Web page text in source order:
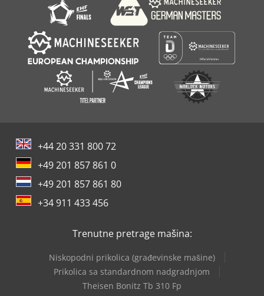
+44 20 331 800 72
+49 201 857 861 0
+49 201 857 861 80
+34 911 433 456
Trenutne pretrage mašina:
Niskopodni prikolica (građevinske mašine)
Prikolica sa standardnom nadgradnjom
Theisen Bonitz Tb 310 Fp